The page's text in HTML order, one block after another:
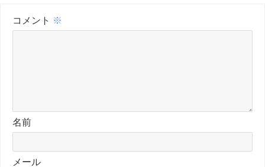
コメント ※
名前
メール